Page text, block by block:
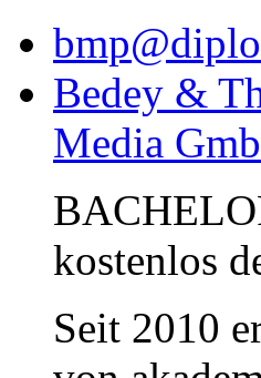
Bedey &
Media
kostenlos
Seit 2010